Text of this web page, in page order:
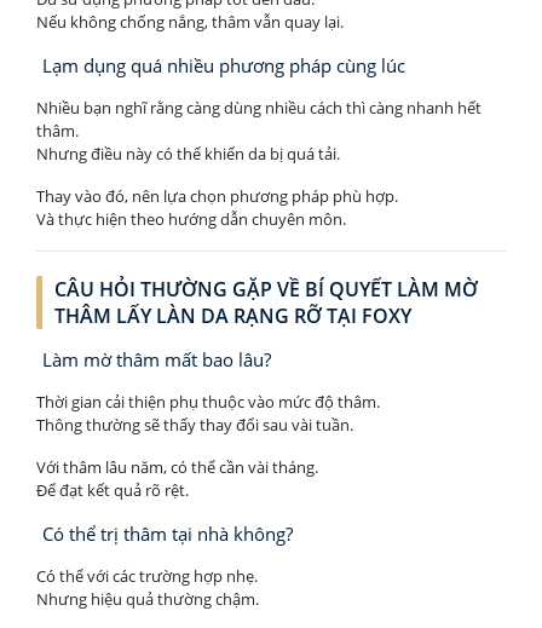
Nếu không chống nắng, thâm vẫn quay lại.
Lạm dụng quá nhiều phương pháp cùng lúc
Nhiều bạn nghĩ rằng càng dùng nhiều cách thì càng nhanh hết
thâm.
Nhưng điều này có thể khiến da bị quá tải.
Thay vào đó, nên lựa chọn phương pháp phù hợp.
Và thực hiện theo hướng dẫn chuyên môn.
CÂU HỎI THƯỜNG GẶP VỀ BÍ QUYẾT LÀM MỜ
THÂM LẤY LÀN DA RẠNG RỠ TẠI FOXY
Làm mờ thâm mất bao lâu?
Thời gian cải thiện phụ thuộc vào mức độ thâm.
Thông thường sẽ thấy thay đổi sau vài tuần.
Với thâm lâu năm, có thể cần vài tháng.
Để đạt kết quả rõ rệt.
Có thể trị thâm tại nhà không?
Có thể với các trường hợp nhẹ.
Nhưng hiệu quả thường chậm.